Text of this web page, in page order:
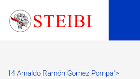
14 Arnaldo Ramón Gomez Pompa">